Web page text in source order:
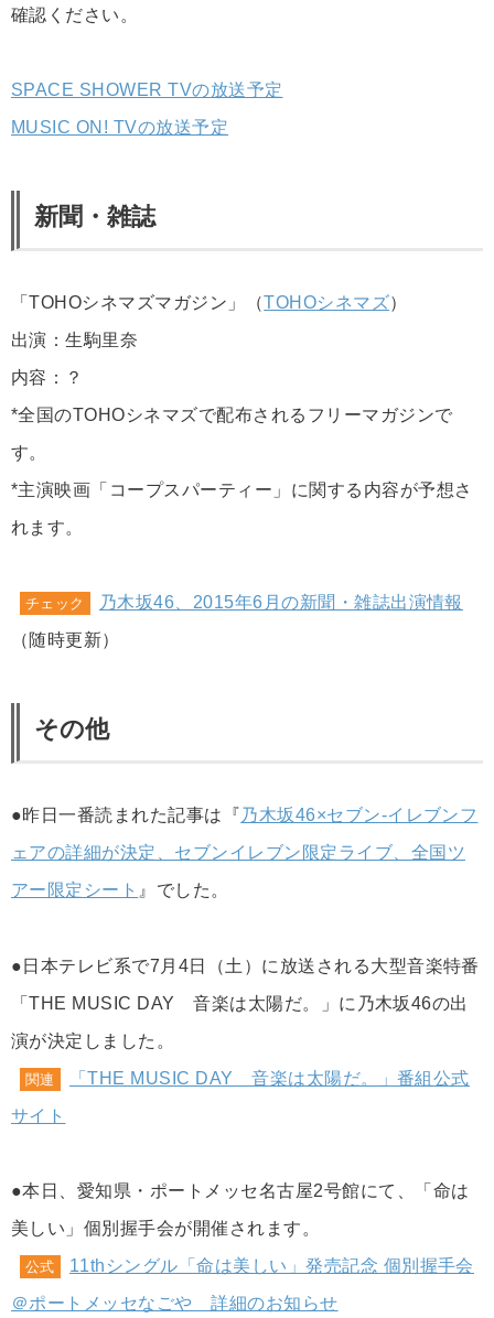
確認ください。
SPACE SHOWER TVの放送予定
MUSIC ON! TVの放送予定
新聞・雑誌
「TOHOシネマズマガジン」（TOHOシネマズ）
出演：生駒里奈
内容：？
*全国のTOHOシネマズで配布されるフリーマガジンで
す。
*主演映画「コープスパーティー」に関する内容が予想さ
れます。
チェック
乃木坂46、2015年6月の新聞・雑誌出演情報
（随時更新）
その他
●昨日一番読まれた記事は『乃木坂46×セブン-イレブンフ
ェアの詳細が決定、セブンイレブン限定ライブ、全国ツ
アー限定シート 』でした。
●日本テレビ系で7月4日（土）に放送される大型音楽特番
「THE MUSIC DAY 音楽は太陽だ。」に乃木坂46の出
演が決定しました。
関連
「THE MUSIC DAY 音楽は太陽だ。」番組公式
サイト
●本日、愛知県・ポートメッセ名古屋2号館にて、「命は
美しい」個別握手会が開催されます。
公式
11thシングル「命は美しい」発売記念 個別握手会
＠ポートメッセなごや 詳細のお知らせ